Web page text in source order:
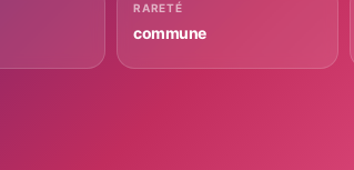
RARETÉ
commune